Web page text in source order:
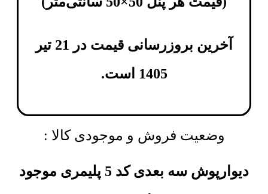
آخرین بروزرسانی قیمت در 21 تیر
1405 است.
وضعیت فروش و موجودی کالا :
دیوارپوش سه بعدی کد 5 پلیمری موجود